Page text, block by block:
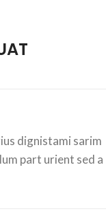
dignistami sarim
part urient sed a